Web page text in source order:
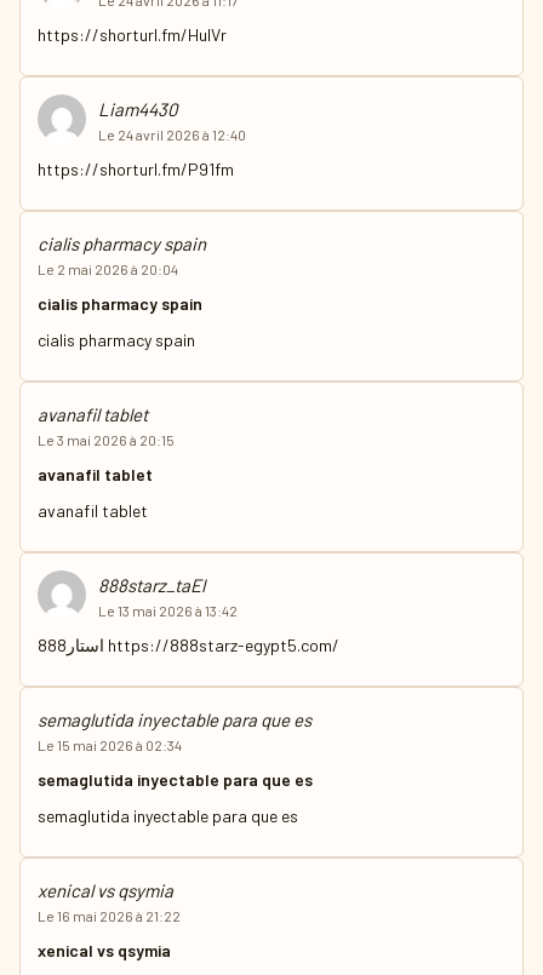
https://shorturl.fm/HuIVr
Liam4430
Le 24 avril 2026 à 12:40
https://shorturl.fm/P91fm
cialis pharmacy spain
Le 2 mai 2026 à 20:04
cialis pharmacy spain
cialis pharmacy spain
avanafil tablet
Le 3 mai 2026 à 20:15
avanafil tablet
avanafil tablet
888starz_taEl
Le 13 mai 2026 à 13:42
https://888starz-egypt5.com/
semaglutida inyectable para que es
Le 15 mai 2026 à 02:34
semaglutida inyectable para que es
semaglutida inyectable para que es
xenical vs qsymia
Le 16 mai 2026 à 21:22
xenical vs qsymia